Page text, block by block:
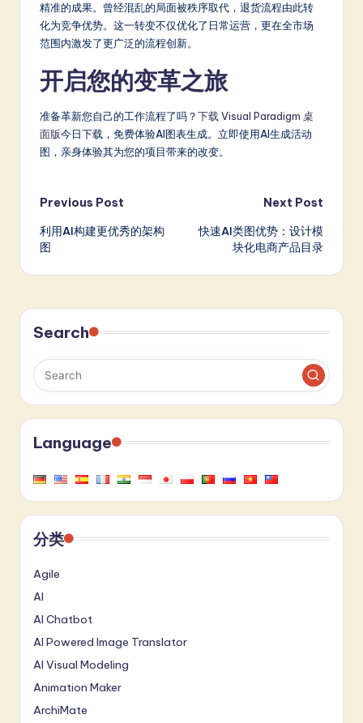
精准的成果。曾经混乱的局面被秩序取代，退货流程由此转
化为竞争优势。这一转变不仅优化了日常运营，更在全市场
范围内激发了更广泛的流程创新。
开启您的变革之旅
准备革新您自己的工作流程了吗？下载 Visual Paradigm 桌
面版今日下载，免费体验AI图表生成。立即使用AI生成活动
图，亲身体验其为您的项目带来的改变。
Post
navigation
Previous Post
利用AI构建更优秀的架构
图
Next Post
快速AI类图优势：设计模
块化电商产品目录
Search
Language
分类
Agile
AI
AI Chatbot
AI Powered Image Translator
AI Visual Modeling
Animation Maker
ArchiMate